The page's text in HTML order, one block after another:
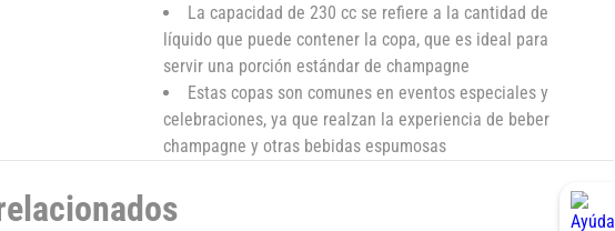
La capacidad de 230 cc se refiere a la cantidad de
líquido que puede contener la copa, que es ideal para
servir una porción estándar de champagne
Estas copas son comunes en eventos especiales y
celebraciones, ya que realzan la experiencia de beber
champagne y otras bebidas espumosas